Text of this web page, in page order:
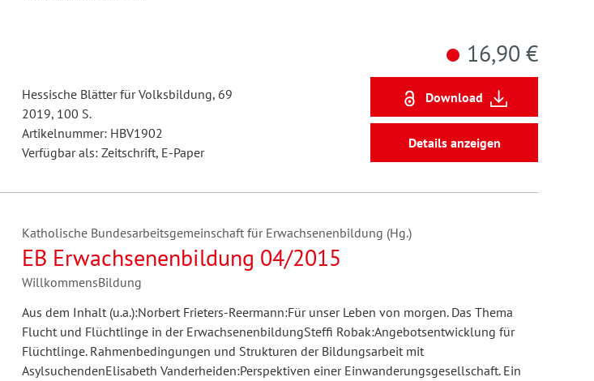
Hessische Blätter für Volksbildung, 69
2019, 100 S.
Artikelnummer: HBV1902
Verfügbar als: Zeitschrift, E-Paper
16,90 €
Download
Details anzeigen
Katholische Bundesarbeitsgemeinschaft für Erwachsenenbildung (Hg.)
EB Erwachsenenbildung 04/2015
WillkommensBildung
Aus dem Inhalt (u.a.):Norbert Frieters-Reermann:Für unser Leben von morgen. Das Thema
Flucht und Flüchtlinge in der ErwachsenenbildungSteffi Robak:Angebotsentwicklung für
Flüchtlinge. Rahmenbedingungen und Strukturen der Bildungsarbeit mit
AsylsuchendenElisabeth Vanderheiden:Perspektiven einer Einwanderungsgesellschaft. Ein